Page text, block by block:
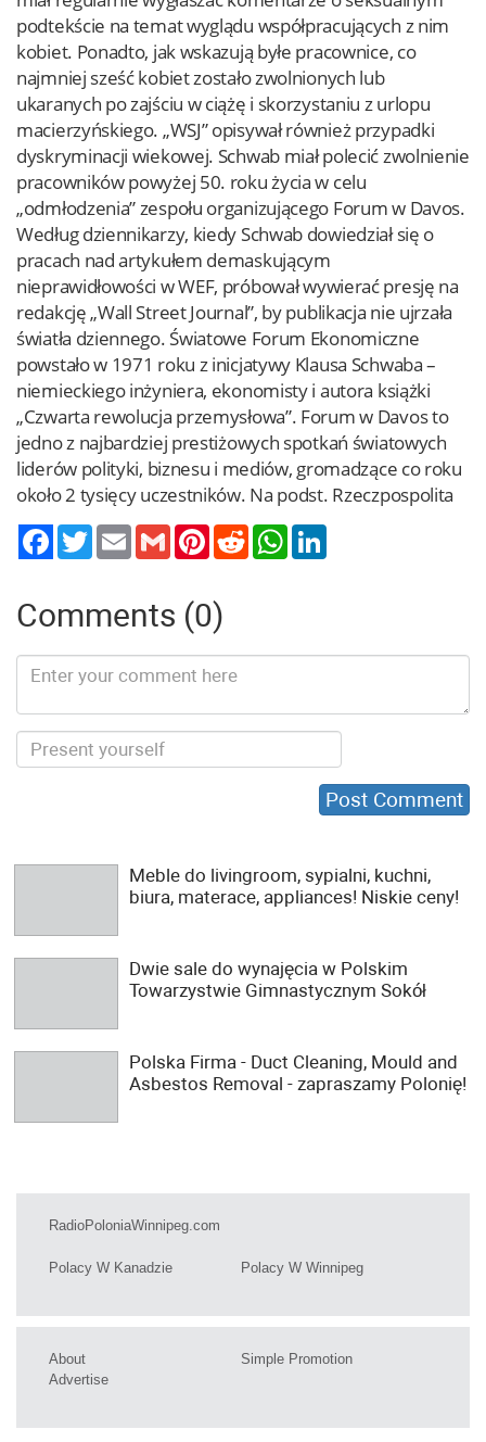
podtekście na temat wyglądu współpracujących z nim
kobiet. Ponadto, jak wskazują byłe pracownice, co
najmniej sześć kobiet zostało zwolnionych lub
ukaranych po zajściu w ciążę i skorzystaniu z urlopu
macierzyńskiego. „WSJ” opisywał również przypadki
dyskryminacji wiekowej. Schwab miał polecić zwolnienie
pracowników powyżej 50. roku życia w celu
„odmłodzenia” zespołu organizującego Forum w Davos.
Według dziennikarzy, kiedy Schwab dowiedział się o
pracach nad artykułem demaskującym
nieprawidłowości w WEF, próbował wywierać presję na
redakcję „Wall Street Journal”, by publikacja nie ujrzała
światła dziennego. Światowe Forum Ekonomiczne
powstało w 1971 roku z inicjatywy Klausa Schwaba –
niemieckiego inżyniera, ekonomisty i autora książki
„Czwarta rewolucja przemysłowa”. Forum w Davos to
jedno z najbardziej prestiżowych spotkań światowych
liderów polityki, biznesu i mediów, gromadzące co roku
około 2 tysięcy uczestników. Na podst. Rzeczpospolita
TwitterEmail Gmail PinterestReddit WhatsApp
Comments (0)
Meble do livingroom, sypialni, kuchni,
biura, materace, appliances! Niskie ceny!
Dwie sale do wynajęcia w Polskim
Towarzystwie Gimnastycznym Sokół
Polska Firma - Duct Cleaning, Mould and
Asbestos Removal - zapraszamy Polonię!
RadioPoloniaWinnipeg.com
Polacy W Kanadzie Polacy W Winnipeg
About
Advertise
Simple Promotion